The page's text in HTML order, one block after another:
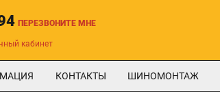
ПЕРЕЗВОНИТЕ МНЕ
кабинет
КОНТАКТЫ ШИНОМОНТАЖ